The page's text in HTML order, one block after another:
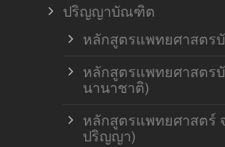
ปริญญาบัณฑิต
หลักสูตรแพทยศาสต
หลักสูตรแพทยศาสตร
นานาชาติ)
หลักสูตรแพทยศาสตร์
ปริญญา)